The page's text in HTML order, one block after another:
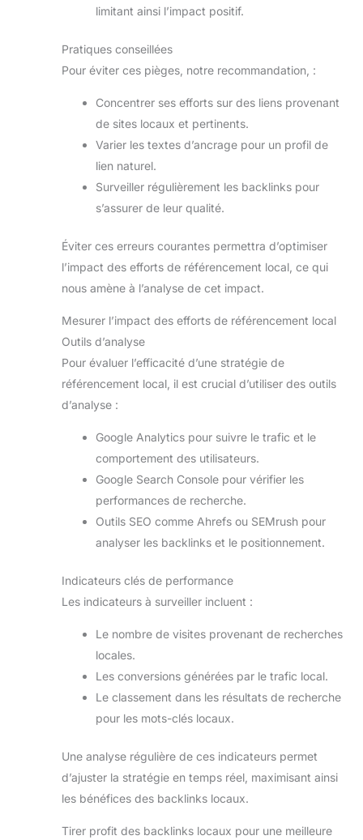
limitant ainsi l’impact positif.
Pratiques conseillées
Pour éviter ces pièges, notre recommandation, :
Concentrer ses efforts sur des liens provenant
de sites locaux et pertinents.
Varier les textes d’ancrage pour un profil de
lien naturel.
Surveiller régulièrement les backlinks pour
s’assurer de leur qualité.
Éviter ces erreurs courantes permettra d’optimiser
l’impact des efforts de référencement local, ce qui
nous amène à l’analyse de cet impact.
Mesurer l’impact des efforts de référencement local
Outils d’analyse
Pour évaluer l’efficacité d’une stratégie de
référencement local, il est crucial d’utiliser des outils
d’analyse :
Google Analytics pour suivre le trafic et le
comportement des utilisateurs.
Google Search Console pour vérifier les
performances de recherche.
Outils SEO comme Ahrefs ou SEMrush pour
analyser les backlinks et le positionnement.
Indicateurs clés de performance
Les indicateurs à surveiller incluent :
Le nombre de visites provenant de recherches
locales.
Les conversions générées par le trafic local.
Le classement dans les résultats de recherche
pour les mots-clés locaux.
Une analyse régulière de ces indicateurs permet
d’ajuster la stratégie en temps réel, maximisant ainsi
les bénéfices des backlinks locaux.
Tirer profit des backlinks locaux pour une meilleure